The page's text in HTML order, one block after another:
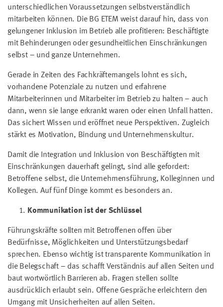
unterschiedlichen Voraussetzungen selbstverständlich
mitarbeiten können. Die BG ETEM weist darauf hin, dass von
gelungener Inklusion im Betrieb alle profitieren: Beschäftigte
mit Behinderungen oder gesundheitlichen Einschränkungen
selbst – und ganze Unternehmen.
Gerade in Zeiten des Fachkräftemangels lohnt es sich,
vorhandene Potenziale zu nutzen und erfahrene
Mitarbeiterinnen und Mitarbeiter im Betrieb zu halten – auch
dann, wenn sie lange erkrankt waren oder einen Unfall hatten.
Das sichert Wissen und eröffnet neue Perspektiven. Zugleich
stärkt es Motivation, Bindung und Unternehmenskultur.
Damit die Integration und Inklusion von Beschäftigten mit
Einschränkungen dauerhaft gelingt, sind alle gefordert:
Betroffene selbst, die Unternehmensführung, Kolleginnen und
Kollegen. Auf fünf Dinge kommt es besonders an.
Kommunikation ist der Schlüssel
Führungskräfte sollten mit Betroffenen offen über
Bedürfnisse, Möglichkeiten und Unterstützungsbedarf
sprechen. Ebenso wichtig ist transparente Kommunikation in
die Belegschaft – das schafft Verständnis auf allen Seiten und
baut wortwörtlich Barrieren ab. Fragen stellen sollte
ausdrücklich erlaubt sein. Offene Gespräche erleichtern den
Umgang mit Unsicherheiten auf allen Seiten.